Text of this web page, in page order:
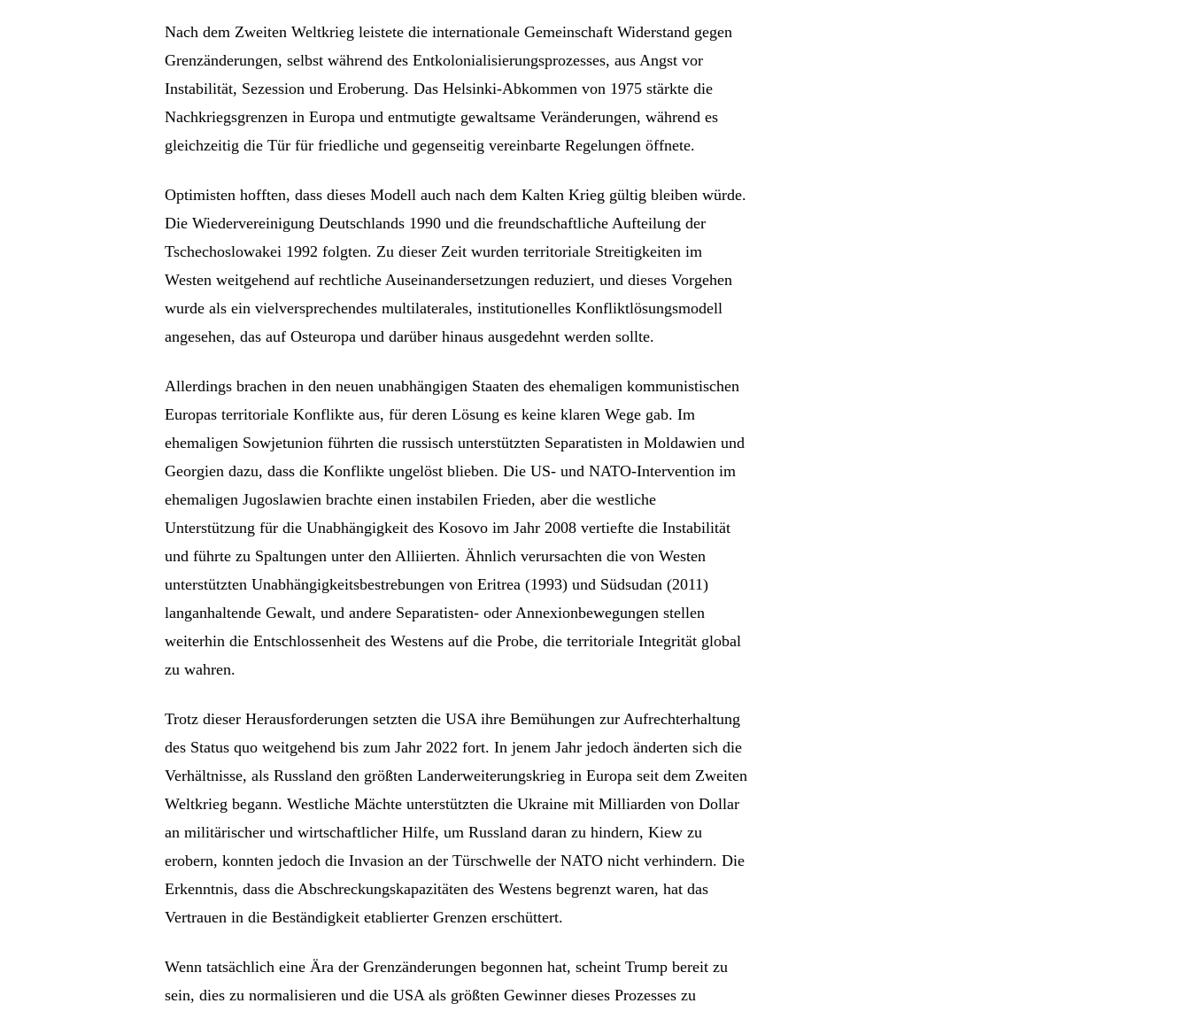
Nach dem Zweiten Weltkrieg leistete die internationale Gemeinschaft Widerstand gegen
Grenzänderungen, selbst während des Entkolonialisierungsprozesses, aus Angst vor
Instabilität, Sezession und Eroberung. Das Helsinki-Abkommen von 1975 stärkte die
Nachkriegsgrenzen in Europa und entmutigte gewaltsame Veränderungen, während es
gleichzeitig die Tür für friedliche und gegenseitig vereinbarte Regelungen öffnete.
Optimisten hofften, dass dieses Modell auch nach dem Kalten Krieg gültig bleiben würde.
Die Wiedervereinigung Deutschlands 1990 und die freundschaftliche Aufteilung der
Tschechoslowakei 1992 folgten. Zu dieser Zeit wurden territoriale Streitigkeiten im
Westen weitgehend auf rechtliche Auseinandersetzungen reduziert, und dieses Vorgehen
wurde als ein vielversprechendes multilaterales, institutionelles Konfliktlösungsmodell
angesehen, das auf Osteuropa und darüber hinaus ausgedehnt werden sollte.
Allerdings brachen in den neuen unabhängigen Staaten des ehemaligen kommunistischen
Europas territoriale Konflikte aus, für deren Lösung es keine klaren Wege gab. Im
ehemaligen Sowjetunion führten die russisch unterstützten Separatisten in Moldawien und
Georgien dazu, dass die Konflikte ungelöst blieben. Die US- und NATO-Intervention im
ehemaligen Jugoslawien brachte einen instabilen Frieden, aber die westliche
Unterstützung für die Unabhängigkeit des Kosovo im Jahr 2008 vertiefte die Instabilität
und führte zu Spaltungen unter den Alliierten. Ähnlich verursachten die von Westen
unterstützten Unabhängigkeitsbestrebungen von Eritrea (1993) und Südsudan (2011)
langanhaltende Gewalt, und andere Separatisten- oder Annexionbewegungen stellen
weiterhin die Entschlossenheit des Westens auf die Probe, die territoriale Integrität global
zu wahren.
Trotz dieser Herausforderungen setzten die USA ihre Bemühungen zur Aufrechterhaltung
des Status quo weitgehend bis zum Jahr 2022 fort. In jenem Jahr jedoch änderten sich die
Verhältnisse, als Russland den größten Landerweiterungskrieg in Europa seit dem Zweiten
Weltkrieg begann. Westliche Mächte unterstützten die Ukraine mit Milliarden von Dollar
an militärischer und wirtschaftlicher Hilfe, um Russland daran zu hindern, Kiew zu
erobern, konnten jedoch die Invasion an der Türschwelle der NATO nicht verhindern. Die
Erkenntnis, dass die Abschreckungskapazitäten des Westens begrenzt waren, hat das
Vertrauen in die Beständigkeit etablierter Grenzen erschüttert.
Wenn tatsächlich eine Ära der Grenzänderungen begonnen hat, scheint Trump bereit zu
sein, dies zu normalisieren und die USA als größten Gewinner dieses Prozesses zu